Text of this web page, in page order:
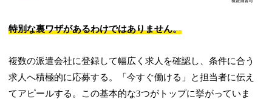
特別な裏ワザがあるわけではありません。
複数の派遣会社に登録して幅広く求人を確認し、条件に合う
求人へ積極的に応募する。「今すぐ働ける」と担当者に伝え
てアピールする。この基本的な3つがトップに挙がっていま